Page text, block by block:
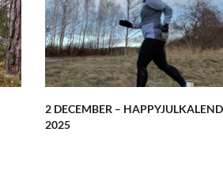
2 DECEMBER –
2025